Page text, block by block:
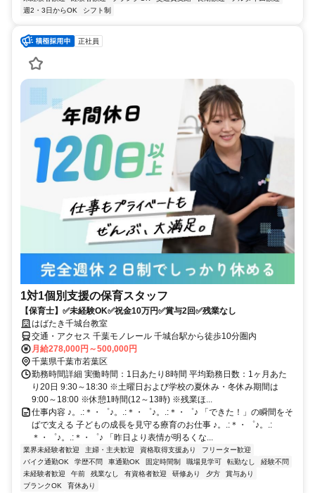
週2・3日からOK
シフト制
正社員
1対1個別支援の保育スタッフ
【保育士】✅未経験OK✅祝金10万円✅賞与2回✅残業なし
はばたき千城台教室
交通・アクセス 千葉モノレール 千城台駅から徒歩10分圏内
月給278,000円～500,000円
千葉県千葉市若葉区
勤務時間詳細 実働時間：1日あたり8時間 平均勤務日数：1ヶ月あた
り20日 9:30～18:30 ※土曜日および学校の夏休み・冬休み期間は
9:00～18:00 ※休憩1時間(12～13時) ※残業ほ...
仕事内容 ♪。.:＊・゜♪。.:＊・゜♪。.:＊・゜♪ 「できた！」の瞬間をそ
ばで支える 子どもの成長を見守る療育のお仕事 ♪。.:＊・゜♪。.:
＊・゜♪。.:＊・゜♪ 「昨日より表情が明るくな...
業界未経験者歓迎 主婦・主夫歓迎 資格取得支援あり
フリーター歓迎
バイク通勤OK
学歴不問 車通勤OK 固定時間制 職場見学可 転勤なし
経験不問
未経験者歓迎
午前 残業なし 有資格者歓迎 研修あり 夕方
賞与あり
ブランクOK
育休あり